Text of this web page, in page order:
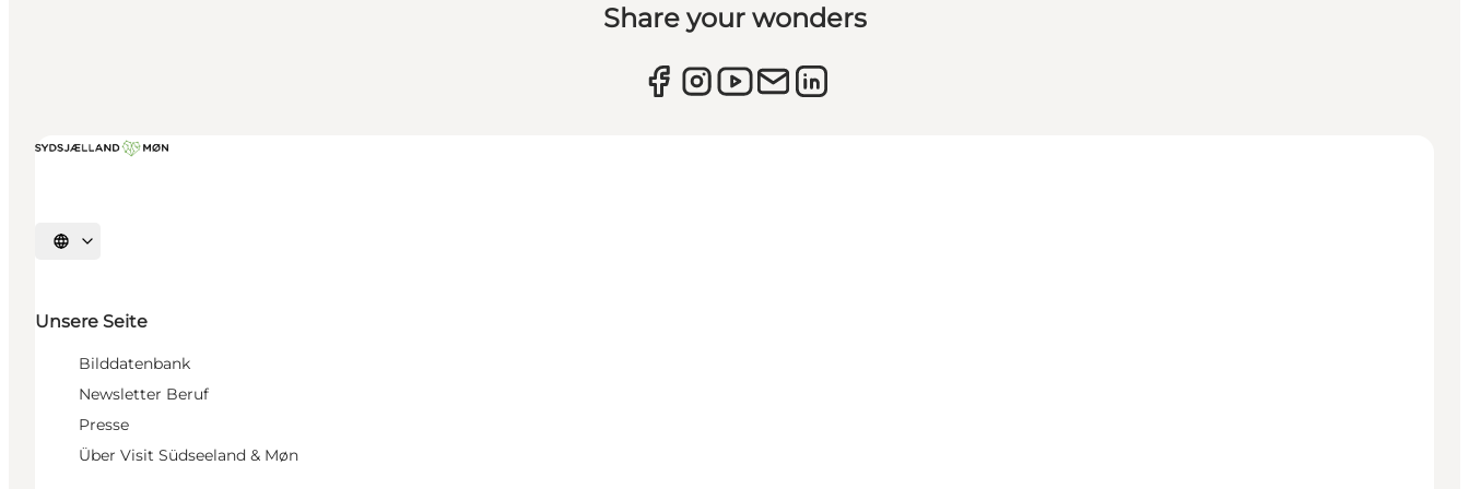
Share your wonders
Sprache auswählen
Unsere Seite
Bilddatenbank
Newsletter Beruf
Presse
Über Visit Südseeland & Møn